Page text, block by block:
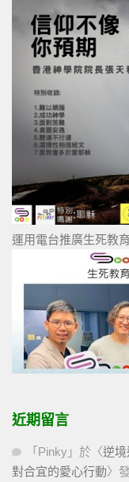
運用電台推廣生死教育
近期留言
「 Pinky 」於〈逆
對合宜的愛心行動〉